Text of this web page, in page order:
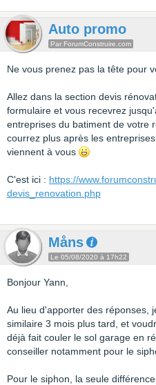
Auto promo
Par ForumConstruire.com
Ne vous prenez pas la tête pour
Allez dans la section devis
formulaire et vous recevrez
entreprises du batiment de votre
courrez plus après les
viennent à vous
C'est ici : https://
devis_renovation.php
Måns
Le 05/08/2020 à 17h22
Bonjour Yann,
Au lieu d'apporter des réponses,
similaire 3 mois plus tard, et
déjà fait couler le sol garage en
conseiller notamment pour le
Pour le siphon, la seule